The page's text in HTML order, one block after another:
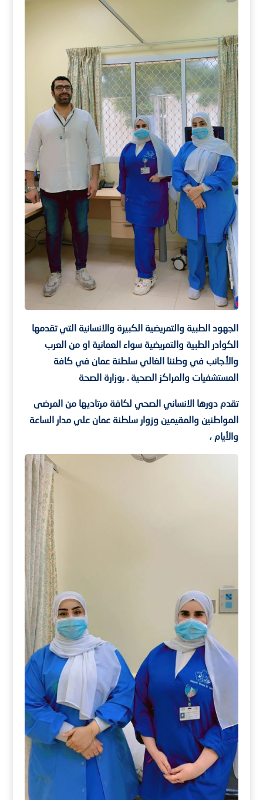
الجهود الطبية والتمريضية الكبيرة والانسانية التي تقدمها
الكوادر الطبية والتمريضية سواء العمانية او من العرب
والأجانب في وطننا الغالي سلطنة عمان في كافة
المستشفيات والمراكز الصحية .بوزارة الصحة
تقدم دورها الانساني الصحي لكافة مرتاديها من المرضى
المواطنين والمقيمين وزوار سلطنة عمان علي مدار الساعة
والأيام ،